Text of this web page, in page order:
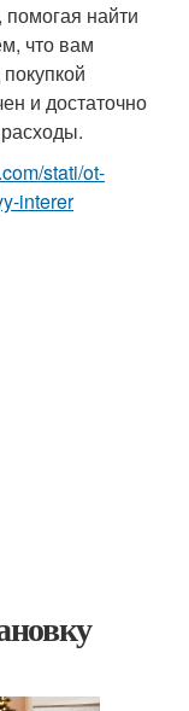
найти
что вам
и достаточно
stati/ot-
interer